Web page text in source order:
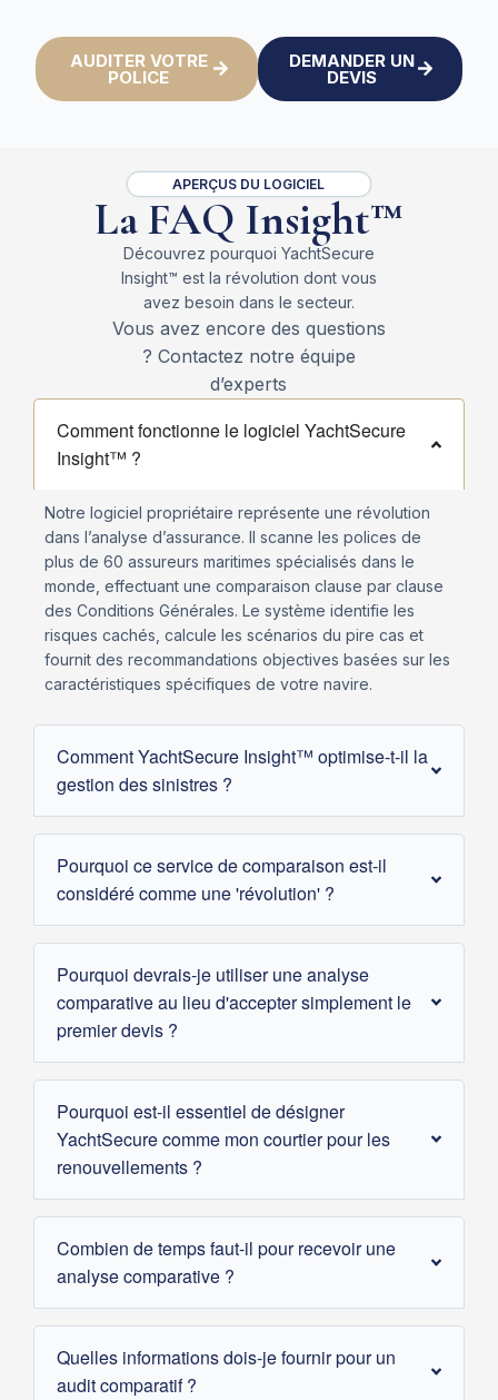
AUDITER VOTRE
POLICE
DEMANDER UN
DEVIS
APERÇUS DU LOGICIEL
La FAQ Insight™
Découvrez pourquoi YachtSecure
Insight™ est la révolution dont vous
avez besoin dans le secteur.
Vous avez encore des questions
? Contactez notre équipe
d’experts
Comment fonctionne le logiciel YachtSecure
Insight™ ?
Notre logiciel propriétaire représente une révolution
dans l’analyse d’assurance. Il scanne les polices de
plus de 60 assureurs maritimes spécialisés dans le
monde, effectuant une comparaison clause par clause
des Conditions Générales. Le système identifie les
risques cachés, calcule les scénarios du pire cas et
fournit des recommandations objectives basées sur les
caractéristiques spécifiques de votre navire.
Comment YachtSecure Insight™ optimise-t-il la
gestion des sinistres ?
Pourquoi ce service de comparaison est-il
considéré comme une 'révolution' ?
Pourquoi devrais-je utiliser une analyse
comparative au lieu d'accepter simplement le
premier devis ?
Pourquoi est-il essentiel de désigner
YachtSecure comme mon courtier pour les
renouvellements ?
Combien de temps faut-il pour recevoir une
analyse comparative ?
Quelles informations dois-je fournir pour un
audit comparatif ?